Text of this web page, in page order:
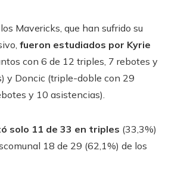
Mavericks, que han sufrido su
fueron estudiados por Kyrie
con 6 de 12 triples, 7 rebotes y
y Doncic (triple-doble con 29
y 10 asistencias).
solo 11 de 33 en triples (33,3%)
18 de 29 (62,1%) de los